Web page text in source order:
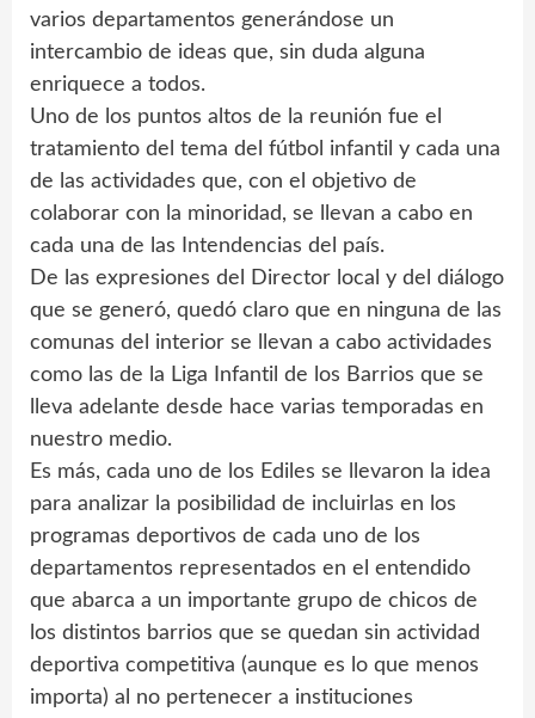
varios departamentos generándose un
intercambio de ideas que, sin duda alguna
enriquece a todos.
Uno de los puntos altos de la reunión fue el
tratamiento del tema del fútbol infantil y cada una
de las actividades que, con el objetivo de
colaborar con la minoridad, se llevan a cabo en
cada una de las Intendencias del país.
De las expresiones del Director local y del diálogo
que se generó, quedó claro que en ninguna de las
comunas del interior se llevan a cabo actividades
como las de la Liga Infantil de los Barrios que se
lleva adelante desde hace varias temporadas en
nuestro medio.
Es más, cada uno de los Ediles se llevaron la idea
para analizar la posibilidad de incluirlas en los
programas deportivos de cada uno de los
departamentos representados en el entendido
que abarca a un importante grupo de chicos de
los distintos barrios que se quedan sin actividad
deportiva competitiva (aunque es lo que menos
importa) al no pertenecer a instituciones